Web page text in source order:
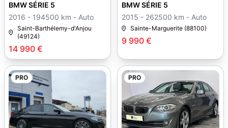
14 990 €
BMW SÉRIE 5
2016 - 194500 km - Auto
Saint-Barthélemy-d'Anjou
(49124)
9 990 €
BMW SÉRIE 5
2015 - 262500 km - Auto
Sainte-Marguerite (88100)
PRO PRO